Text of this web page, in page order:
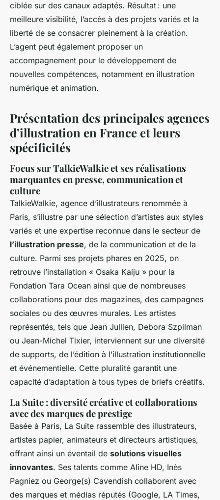
ciblée sur des canaux adaptés. Résultat : une
meilleure visibilité, l’accès à des projets variés et la
liberté de se consacrer pleinement à la création.
L’agent peut également proposer un
accompagnement pour le développement de
nouvelles compétences, notamment en illustration
numérique et animation.
Présentation des principales agences
d’illustration en France et leurs
spécificités
Focus sur TalkieWalkie et ses réalisations
marquantes en presse, communication et
culture
TalkieWalkie, agence d’illustrateurs renommée à
Paris, s’illustre par une sélection d’artistes aux styles
variés et une expertise reconnue dans le secteur de
l’illustration presse, de la communication et de la
culture. Parmi ses projets phares en 2025, on
retrouve l’installation « Osaka Kaiju » pour la
Fondation Tara Ocean ainsi que de nombreuses
collaborations pour des magazines, des campagnes
sociales ou des œuvres murales. Les artistes
représentés, tels que Jean Jullien, Debora Szpilman
ou Jean-Michel Tixier, interviennent sur une diversité
de supports, de l’édition à l’illustration institutionnelle
et événementielle. Cette pluralité garantit une
capacité d’adaptation à tous types de briefs créatifs.
La Suite : diversité créative et collaborations
avec des marques de prestige
Basée à Paris, La Suite rassemble des illustrateurs,
artistes papier, animateurs et directeurs artistiques,
offrant ainsi un éventail de solutions visuelles
innovantes. Ses talents comme Aline HD, Inès
Pagniez ou George(s) Cavendish collaborent avec
des marques et médias réputés (Google, LA Times,